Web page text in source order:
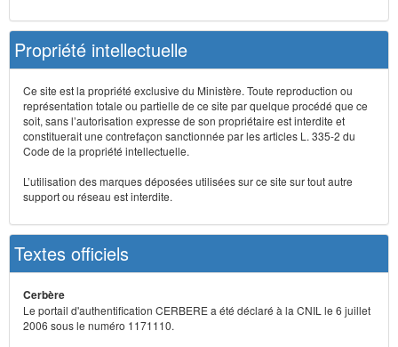
Propriété intellectuelle
Ce site est la propriété exclusive du Ministère. Toute reproduction ou
représentation totale ou partielle de ce site par quelque procédé que ce
soit, sans l’autorisation expresse de son propriétaire est interdite et
constituerait une contrefaçon sanctionnée par les articles L. 335-2 du
Code de la propriété intellectuelle.
L’utilisation des marques déposées utilisées sur ce site sur tout autre
support ou réseau est interdite.
Textes officiels
Cerbère
Le portail d'authentification CERBERE a été déclaré à la CNIL le 6 juillet
2006 sous le numéro 1171110.